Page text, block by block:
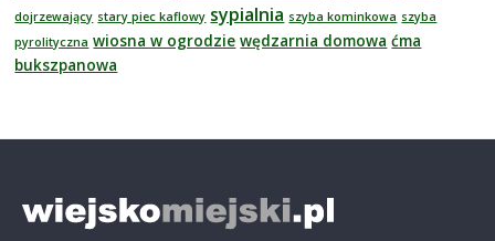
dojrzewający stary piec kaflowy sypialnia szyba kominkowa szyba
pyrolityczna wiosna w ogrodzie wędzarnia domowa ćma
bukszpanowa